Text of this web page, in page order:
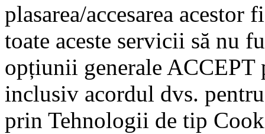
plasarea/accesarea acestor
toate aceste servicii să nu
opțiunii generale ACCEPT
inclusiv acordul dvs.
prin Tehnologii de tip